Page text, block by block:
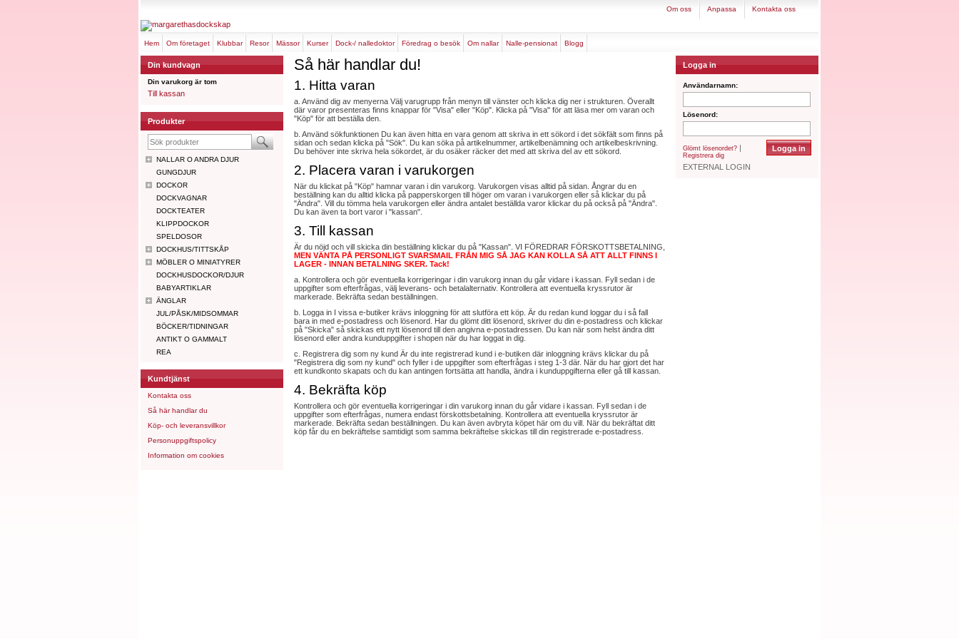
om oss anpassa kontakta oss
hem om företaget klubbar resor mässor kurser dock-/ nalledoktor föredrag o besök om nallar nalle-pensionat blogg
Din kundvagn
Din varukorg är tom
Till kassan
Produkter
NALLAR O ANDRA DJUR
GUNGDJUR
DOCKOR
DOCKVAGNAR
DOCKTEATER
KLIPPDOCKOR
SPELDOSOR
DOCKHUS/TITTSKÅP
MÖBLER O MINIATYRER
DOCKHUSDOCKOR/DJUR
BABYARTIKLAR
ÄNGLAR
JUL/PÅSK/MIDSOMMAR
BÖCKER/TIDNINGAR
ANTIKT O GAMMALT
REA
Kundtjänst
Kontakta oss
Så här handlar du
Köp- och leveransvillkor
Personuppgiftspolicy
Information om cookies
Så här handlar du!
1. Hitta varan
a. Använd dig av menyerna Välj varugrupp från menyn till vänster och klicka dig ner i strukturen. Överallt
där varor presenteras finns knappar för "Visa" eller "Köp". Klicka på "Visa" för att läsa mer om varan och
"Köp" för att beställa den.
b. Använd sökfunktionen Du kan även hitta en vara genom att skriva in ett sökord i det sökfält som finns på
sidan och sedan klicka på "Sök". Du kan söka på artikelnummer, artikelbenämning och artikelbeskrivning.
Du behöver inte skriva hela sökordet, är du osäker räcker det med att skriva del av ett sökord.
2. Placera varan i varukorgen
När du klickat på "Köp" hamnar varan i din varukorg. Varukorgen visas alltid på sidan. Ångrar du en
beställning kan du alltid klicka på papperskorgen till höger om varan i varukorgen eller så klickar du på
"Ändra". Vill du tömma hela varukorgen eller ändra antalet beställda varor klickar du på också på "Ändra".
Du kan även ta bort varor i "kassan".
3. Till kassan
Är du nöjd och vill skicka din beställning klickar du på "Kassan". VI FÖREDRAR FÖRSKOTTSBETALNING,
MEN VÄNTA PÅ PERSONLIGT SVARSMAIL FRÅN MIG SÅ JAG KAN KOLLA SÅ ATT ALLT FINNS I
LAGER - INNAN BETALNING SKER. Tack!
a. Kontrollera och gör eventuella korrigeringar i din varukorg innan du går vidare i kassan. Fyll sedan i de
uppgifter som efterfrågas, välj leverans- och betalalternativ. Kontrollera att eventuella kryssrutor är
markerade. Bekräfta sedan beställningen.
b. Logga in I vissa e-butiker krävs inloggning för att slutföra ett köp. Är du redan kund loggar du i så fall
bara in med e-postadress och lösenord. Har du glömt ditt lösenord, skriver du din e-postadress och klickar
på "Skicka" så skickas ett nytt lösenord till den angivna e-postadressen. Du kan när som helst ändra ditt
lösenord eller andra kunduppgifter i shopen när du har loggat in dig.
c. Registrera dig som ny kund Är du inte registrerad kund i e-butiken där inloggning krävs klickar du på
"Registrera dig som ny kund" och fyller i de uppgifter som efterfrågas i steg 1-3 där. När du har gjort det har
ett kundkonto skapats och du kan antingen fortsätta att handla, ändra i kunduppgifterna eller gå till kassan.
4. Bekräfta köp
Kontrollera och gör eventuella korrigeringar i din varukorg innan du går vidare i kassan. Fyll sedan i de
uppgifter som efterfrågas, numera endast förskottsbetalning. Kontrollera att eventuella kryssrutor är
markerade. Bekräfta sedan beställningen. Du kan även avbryta köpet här om du vill. När du bekräftat ditt
köp får du en bekräftelse samtidigt som samma bekräftelse skickas till din registrerade e-postadress.
Logga in
Användarnamn:
Lösenord:
Glömt lösenordet? |
Registrera dig
EXTERNAL LOGIN